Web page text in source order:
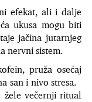
efekat, ali i dalje
ukusa mogu biti
jačina jutarnjeg
nervni sistem.
pruža osećaj
san i nivo stresa.
žele večernji ritual